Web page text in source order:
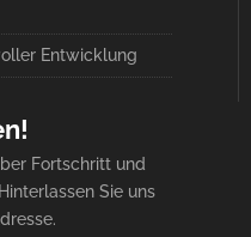
Entwicklung
Fortschritt und
Sie uns